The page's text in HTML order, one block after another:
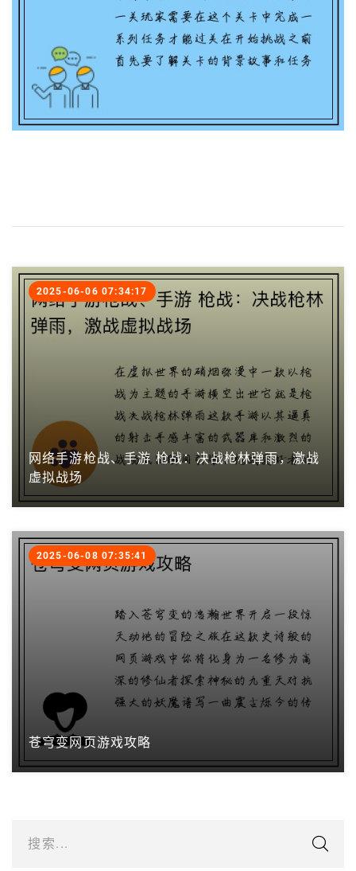
网络手游枪战、手游 枪战：决战枪林弹雨，激战
虚拟战场
2025-06-06 07:34:17
苍穹变网页游戏攻略
2025-06-08 07:35:41
搜索...